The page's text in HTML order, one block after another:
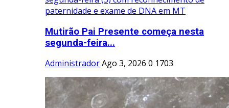
Mutirão Pai Presente começa nesta
segunda-feira...
AdministradorAgo 3, 2026 0 1703